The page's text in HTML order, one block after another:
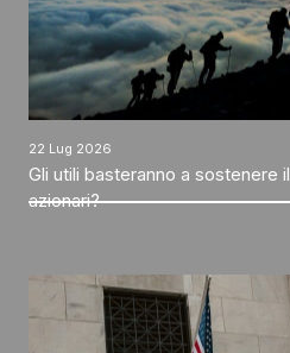
22 Lug 2026
Gli utili basteranno a sostenere
azionari?